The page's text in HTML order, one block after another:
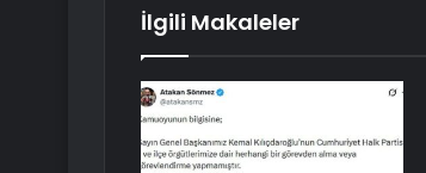
İlgili Makaleler